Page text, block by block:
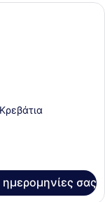
με τοίχους από
ημερομηνίες σας